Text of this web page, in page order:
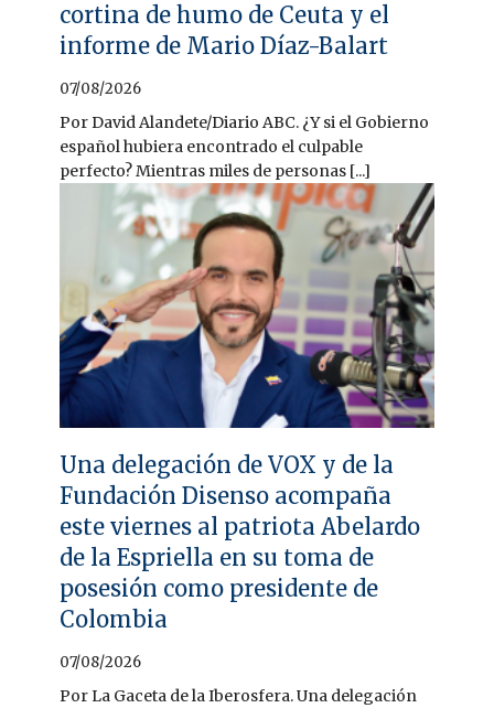
cortina de humo de Ceuta y el
informe de Mario Díaz-Balart
07/08/2026
Por David Alandete/Diario ABC. ¿Y si el Gobierno
español hubiera encontrado el culpable
perfecto? Mientras miles de personas [...]
Una delegación de VOX y de la
Fundación Disenso acompaña
este viernes al patriota Abelardo
de la Espriella en su toma de
posesión como presidente de
Colombia
07/08/2026
Por La Gaceta de la Iberosfera. Una delegación